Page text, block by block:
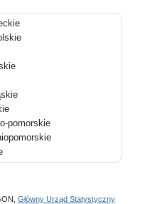
pomorskie
Główny Urząd Statystyczny